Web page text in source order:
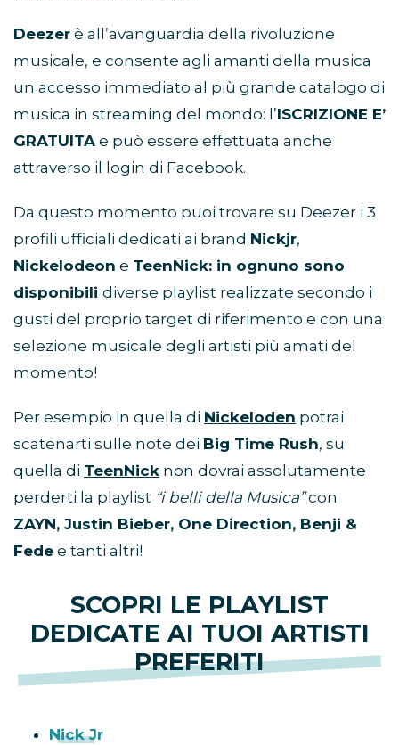
Deezer è all’avanguardia della rivoluzione
musicale, e consente agli amanti della musica
un accesso immediato al più grande catalogo di
musica in streaming del mondo: l’ISCRIZIONE E’
GRATUITA e può essere effettuata anche
attraverso il login di Facebook.
Da questo momento puoi trovare su Deezer i 3
profili ufficiali dedicati ai brand Nickjr,
Nickelodeon e TeenNick: in ognuno sono
disponibili diverse playlist realizzate secondo i
gusti del proprio target di riferimento e con una
selezione musicale degli artisti più amati del
momento!
Per esempio in quella di Nickeloden potrai
scatenarti sulle note dei Big Time Rush, su
quella di TeenNick non dovrai assolutamente
perderti la playlist “i belli della Musica”con
ZAYN, Justin Bieber, One Direction, Benji &
Fede e tanti altri!
SCOPRI LE PLAYLIST
DEDICATE AI TUOI ARTISTI
PREFERITI
Nick Jr